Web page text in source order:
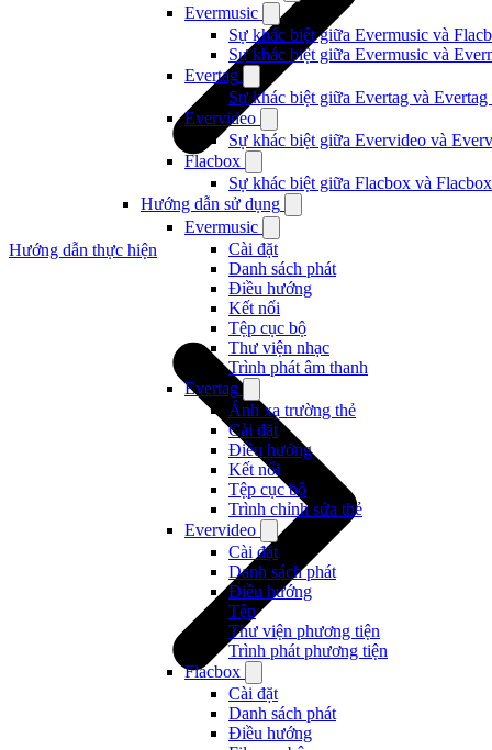
Evermusic
Sự khác biệt giữa Evermusic và
Sự khác biệt giữa Evermusic và
Evertag
Sự khác biệt giữa Evertag và
Evervideo
Sự khác biệt giữa Evervideo và
Flacbox
Sự khác biệt giữa Flacbox và
Hướng dẫn sử dụng
Evermusic
Cài đặt
Danh sách phát
Điều hướng
Kết nối
Tệp cục bộ
Thư viện nhạc
Trình phát âm thanh
Evertag
Ánh xạ trường thẻ
Cài đặt
Điều hướng
Kết nối
Tệp cục bộ
Trình chỉnh sửa thẻ
Evervideo
Cài đặt
Danh sách phát
Điều hướng
Tệp
Thư viện phương tiện
Trình phát phương tiện
Flacbox
Cài đặt
Danh sách phát
Điều hướng
Hướng dẫn thực hiện